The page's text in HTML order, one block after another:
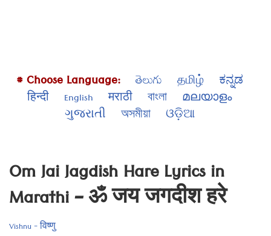
# Choose Language: తెలుగు தமிழ்
ಕನ್ನಡ
हिन्दी
English मराठी বাংলা
മലയാളം
ગુજરાતી
অসমীয়া ଓଡ଼ିଆ
Om Jai Jagdish Hare Lyrics in
Marathi – ॐ जय जगदीश हरे
Vishnu - विष्णु